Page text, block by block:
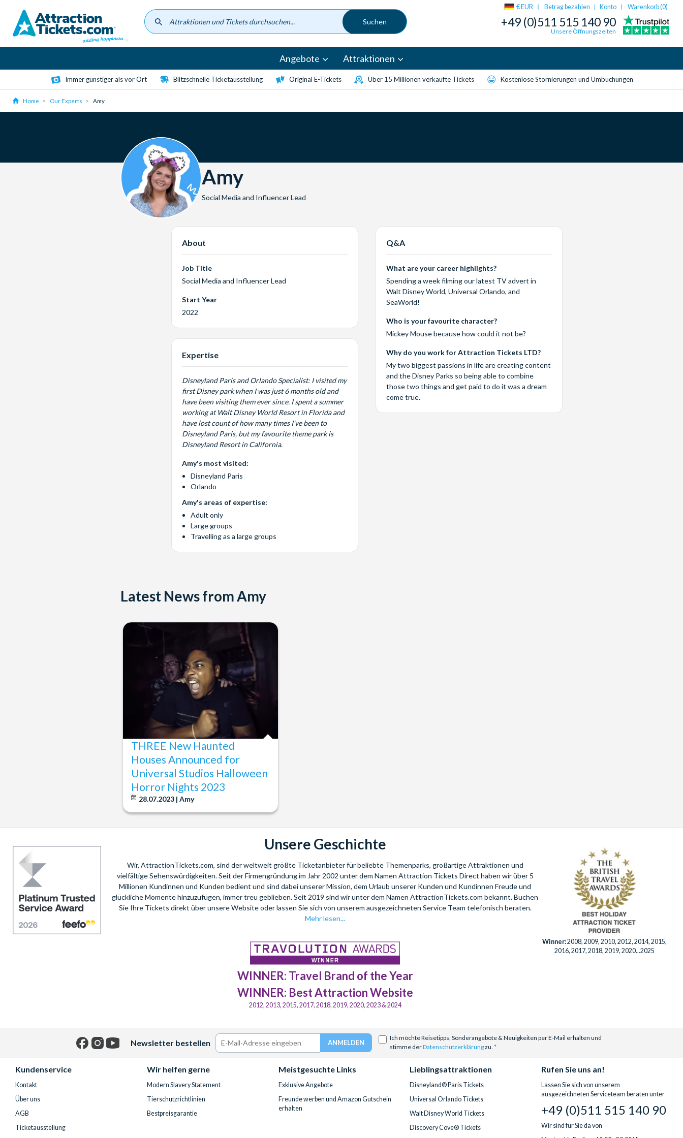
content
€ EUR Betrag bezahlen | Konto Warenkorb (0)
+49 (0)511 515 140 90
Unsere Öffnungszeiten
Angebote Attraktionen
Immer günstiger als vor Ort Blitzschnelle Ticketausstellung Original E-Tickets Über 15 Millionen verkaufte Tickets Kostenlose Stornierungen und Umbuchungen
Home Our Experts Amy
Amy
Social Media and Influencer Lead
About
Job Title
Social Media and Influencer Lead
Start Year
2022
Expertise
Disneyland Paris and Orlando Specialist: I visited my
first Disney park when I was just 6 months old and
have been visiting them ever since. I spent a summer
working at Walt Disney World Resort in Florida and
have lost count of how many times I've been to
Disneyland Paris, but my favourite theme park is
Disneyland Resort in California.
Amy's most visited:
Disneyland Paris
Orlando
Amy's areas of expertise:
Adult only
Large groups
Travelling as a large groups
Q&A
What are your career highlights?
Spending a week filming our latest TV advert in
Walt Disney World, Universal Orlando, and
SeaWorld!
Who is your favourite character?
Mickey Mouse because how could it not be?
Why do you work for Attraction Tickets LTD?
My two biggest passions in life are creating content
and the Disney Parks so being able to combine
those two things and get paid to do it was a dream
come true.
Latest News from Amy
THREE New Haunted
Houses Announced for
Universal Studios Halloween
Horror Nights 2023
28.07.2023 | Amy
Unsere Geschichte
Wir, AttractionTickets.com, sind der weltweit größte Ticketanbieter für beliebte Themenparks, großartige Attraktionen und
vielfältige Sehenswürdigkeiten. Seit der Firmengründung im Jahr 2002 unter dem Namen Attraction Tickets Direct haben wir über 5
Millionen Kundinnen und Kunden bedient und sind dabei unserer Mission, dem Urlaub unserer Kunden und Kundinnen Freude und
glückliche Momente hinzuzufügen, immer treu geblieben. Seit 2019 sind wir unter dem Namen AttractionTickets.com bekannt. Buchen
Sie Ihre Tickets direkt über unsere Website oder lassen Sie sich von unserem ausgezeichneten Service Team telefonisch beraten.
Mehr lesen...
WINNER: Travel Brand of the Year
WINNER: Best Attraction Website
2012, 2013, 2015, 2017, 2018, 2019, 2020, 2023 & 2024
Winner:2008, 2009, 2010, 2012, 2014, 2015,
2016, 2017, 2018, 2019, 2020...2025
Newsletter bestellen
Ich möchte Reisetipps, Sonderangebote & Neuigkeiten per E-Mail erhalten und
stimme derDatenschutzerklärungzu.
Kundenservice
Kontakt
Über uns
AGB
Ticketausstellung
Wir helfen gerne
Modern Slavery Statement
Tierschutzrichtlinien
Bestpreisgarantie
Meistgesuchte Links
Exklusive Angebote
Freunde werben und Amazon Gutschein
erhalten
Lieblingsattraktionen
Disneyland® Paris Tickets
Universal Orlando Tickets
Walt Disney World Tickets
Discovery Cove® Tickets
Rufen Sie uns an!
Lassen Sie sich von unserem
ausgezeichneten Serviceteam beraten unter
+49 (0)511 515 140 90
Wir sind für Sie da von